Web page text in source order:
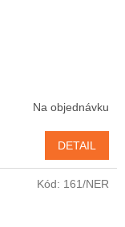
Na objednávku
DETAIL
Kód: 161/NER